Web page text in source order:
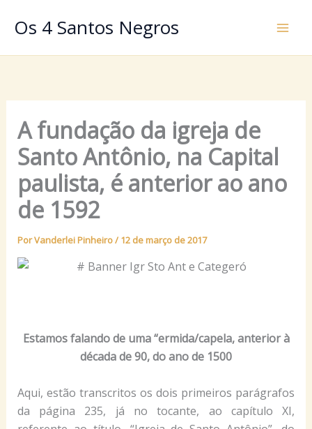
paraOs 4 Santos Negros
A fundação da igreja de
Santo Antônio, na Capital
paulista, é anterior ao ano
de 1592
PorVanderlei Pinheiro/ 12 de março de 2017
Estamos falando de uma “ermida/capela, anterior à
década de 90, do ano de 1500
Aqui, estão transcritos os dois primeiros parágrafos
da página 235, já no tocante, ao capítulo XI,